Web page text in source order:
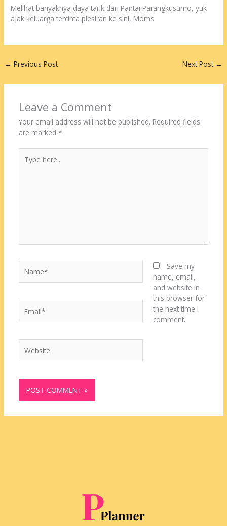
Melihat banyaknya daya tarik dari Pantai Parangkusumo, yuk
ajak keluarga tercinta plesiran ke sini, Moms
← Previous Post Next Post →
Leave a Comment
Your email address will not be published. Required fields
are marked *
here..
Save my
name, email,
and website in
this browser for
the next time I
comment.